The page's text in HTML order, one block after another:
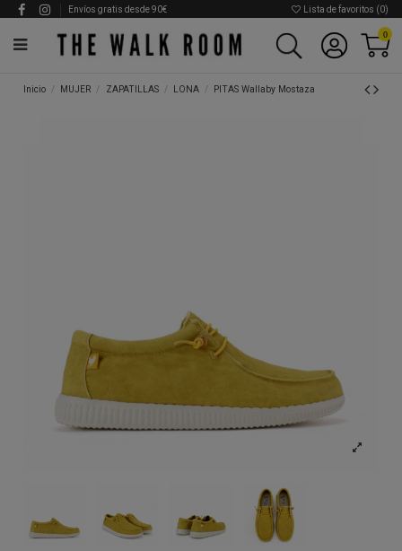
Envíos gratis desde 90€ Lista de favoritos (0)
0
Inicio MUJER ZAPATILLAS LONA PITAS Wallaby Mostaza